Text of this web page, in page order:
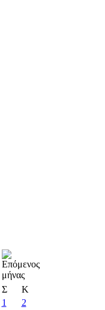
Σ
Κ
1
2